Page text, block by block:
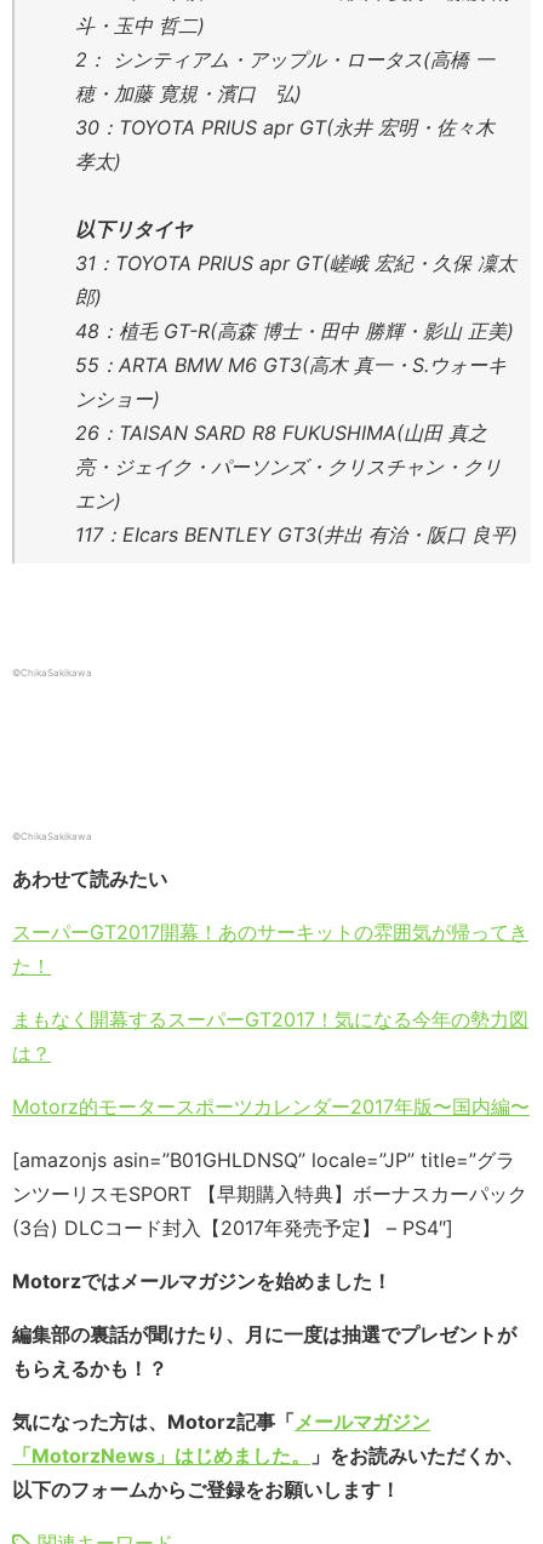
斗・玉中 哲二)
2： シンティアム・アップル・ロータス(高橋 一
穂・加藤 寛規・濱口 弘)
30：TOYOTA PRIUS apr GT(永井 宏明・佐々木
孝太)
以下リタイヤ
31：TOYOTA PRIUS apr GT(嵯峨 宏紀・久保 凜太
郎)
48：植毛 GT-R(高森 博士・田中 勝輝・影山 正美)
55：ARTA BMW M6 GT3(高木 真一・S.ウォーキ
ンショー)
26：TAISAN SARD R8 FUKUSHIMA(山田 真之
亮・ジェイク・パーソンズ・クリスチャン・クリ
エン)
117：EIcars BENTLEY GT3(井出 有治・阪口 良平)
©ChikaSakikawa
©ChikaSakikawa
あわせて読みたい
スーパーGT2017開幕！あのサーキットの雰囲気が帰ってき
た！
まもなく開幕するスーパーGT2017！気になる今年の勢力図
は？
Motorz的モータースポーツカレンダー2017年版〜国内編〜
[amazonjs asin=”B01GHLDNSQ” locale=”JP” title=”グラ
ンツーリスモSPORT 【早期購入特典】ボーナスカーパック
(3台) DLCコード封入【2017年発売予定】 – PS4″]
Motorzではメールマガジンを始めました！
編集部の裏話が聞けたり、月に一度は抽選でプレゼントが
もらえるかも！？
気になった方は、Motorz記事「メールマガジン
「MotorzNews」はじめました。
」をお読みいただくか、
以下のフォームからご登録をお願いします！